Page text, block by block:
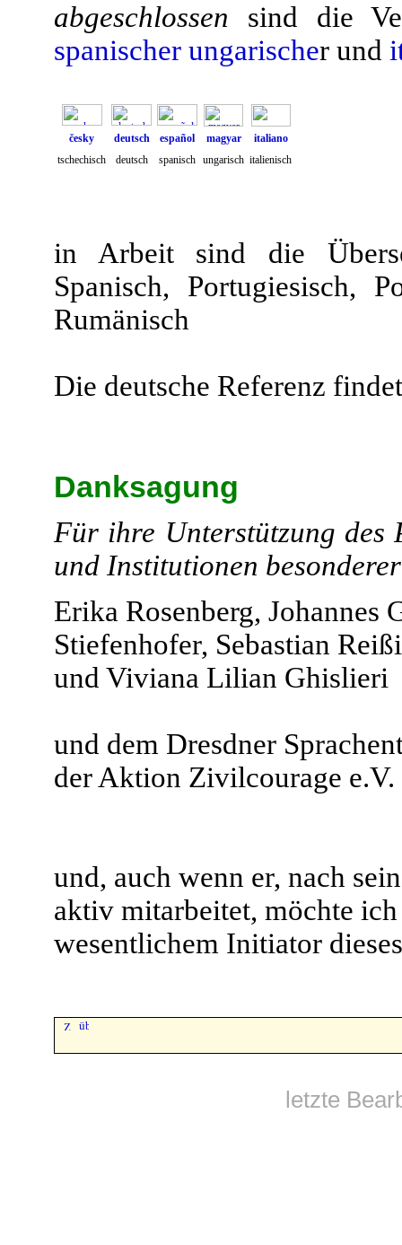
abgeschlossen sind die
spanischer ungarischer und
česky deutsch español magyar
italiano
tschechisch
deutsch spanisch ungarisch italienisch
in Arbeit sind die
Spanisch, Portugiesisch,
Rumänisch
Die deutsche Referenz
Danksagung
Für ihre Unterstützung des
und Institutionen
Erika Rosenberg, Johannes
Stiefenhofer, Sebastian
und Viviana Lilian Ghislieri
und dem Dresdner
der Aktion Zivilcourage e.V.
und, auch wenn er, nach
aktiv mitarbeitet, möchte
wesentlichem Initiator
letzte